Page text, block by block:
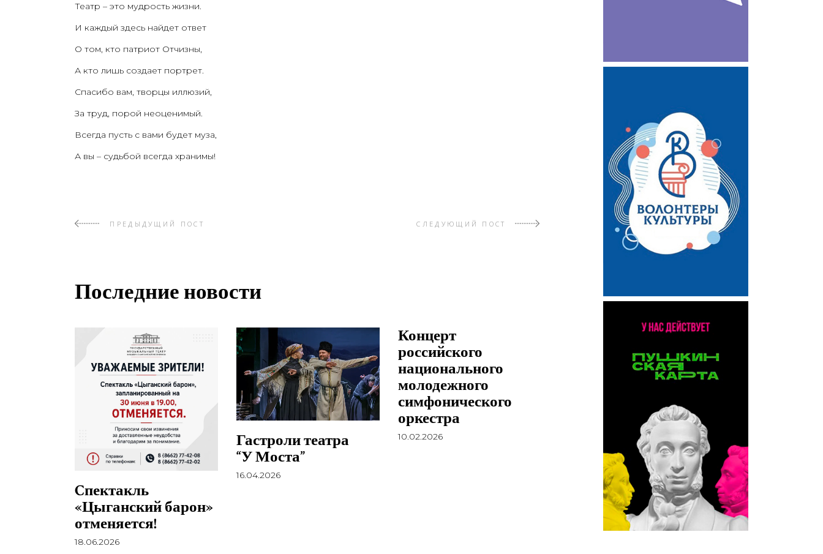
Театр – это муд­рость жизни.
И каж­дый здесь най­дет ответ
О том, кто пат­ри­от Отчизны,
А кто лишь созда­ет портрет.
Спа­си­бо вам, твор­цы иллюзий,
За труд, порой неоценимый.
Все­гда пусть с вами будет муза,
А вы – судь­бой все­гда хранимы!
ПРЕДЫДУЩИЙ ПОСТ СЛЕДУЮЩИЙ ПОСТ
Последние новости
Cпектакль
«Цыганский барон»
отменяется!
18.06.2026
Гастроли театра
“У Моста”
16.04.2026
Концерт
российского
национального
молодежного
симфонического
оркестра
10.02.2026